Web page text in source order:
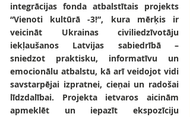
integrācijas fonda atbalstītais projekts
“Vienoti kultūrā -3!”, kura mērķis ir
veicināt Ukrainas civiliedzīvotāju
iekļaušanos Latvijas sabiedrībā –
sniedzot praktisku, informatīvu un
emocionālu atbalstu, kā arī veidojot vidi
savstarpējai izpratnei, cieņai un radošai
līdzdalībai. Projekta ietvaros aicinām
apmeklēt un iepazīt ekspozīciju